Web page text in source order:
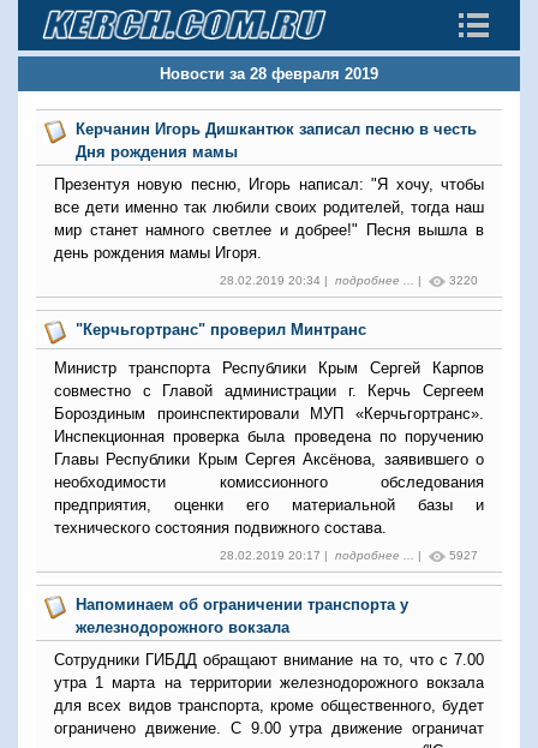
Новости за 28 февраля 2019
Керчанин Игорь Дишкантюк записал песню в честь
Дня рождения мамы
Презентуя новую песню, Игорь написал: "Я хочу, чтобы
все дети именно так любили своих родителей, тогда наш
мир станет намного светлее и добрее!" Песня вышла в
день рождения мамы Игоря.
28.02.2019 20:34 | подробнее ... | 3220
"Керчьгортранс" проверил Минтранс
Министр транспорта Республики Крым Сергей Карпов
совместно с Главой администрации г. Керчь Сергеем
Бороздиным проинспектировали МУП «Керчьгортранс».
Инспекционная проверка была проведена по поручению
Главы Республики Крым Сергея Аксёнова, заявившего о
необходимости комиссионного обследования
предприятия, оценки его материальной базы и
технического состояния подвижного состава.
28.02.2019 20:17 | подробнее ... | 5927
Напоминаем об ограничении транспорта у
железнодорожного вокзала
Сотрудники ГИБДД обращают внимание на то, что с 7.00
утра 1 марта на территории железнодорожного вокзала
для всех видов транспорта, кроме общественного, будет
ограничено движение. С 9.00 утра движение ограничат